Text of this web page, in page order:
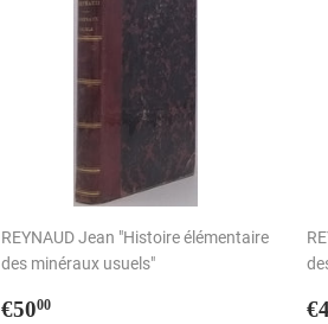
REYNAUD Jean "Histoire élémentaire
des minéraux usuels"
Prix
€5000